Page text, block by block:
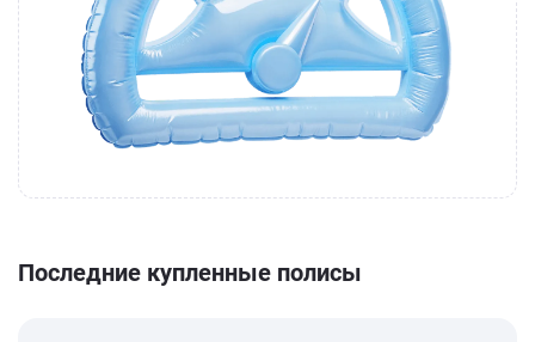
Последние купленные полисы